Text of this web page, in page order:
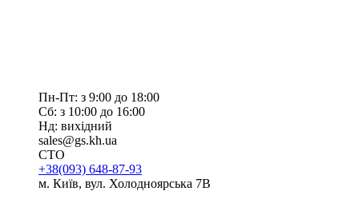
Пн-Пт: з 9:00 до 18:00
Сб: з 10:00 до 16:00
Нд: вихідний
sales@gs.kh.ua
СТО
+38(093) 648-87-93
м. Київ, вул. Холодноярська 7В